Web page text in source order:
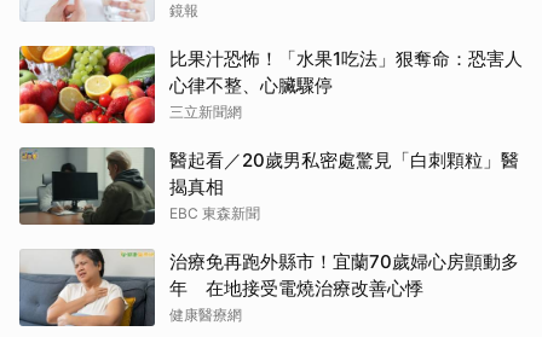
鏡報
比果汁恐怖！「水果1吃法」狠奪命：恐害人
心律不整、心臟驟停
三立新聞網
醫起看／20歲男私密處驚見「白刺顆粒」醫
揭真相
EBC 東森新聞
治療免再跑外縣市！宜蘭70歲婦心房顫動多
年 在地接受電燒治療改善心悸
健康醫療網